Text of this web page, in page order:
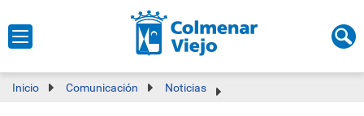
Inicio Comunicación Noticias